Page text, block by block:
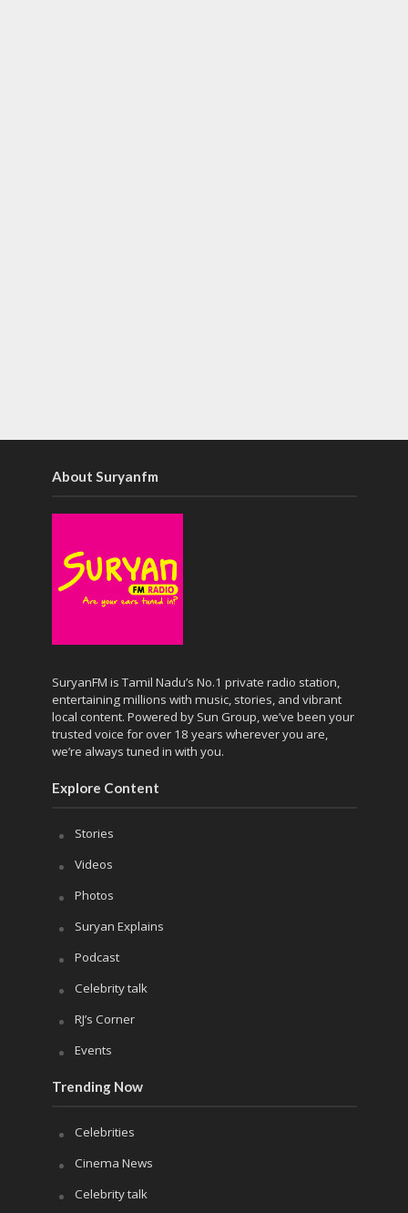
About Suryanfm
SuryanFM is Tamil Nadu’s No.1 private radio station,
entertaining millions with music, stories, and vibrant
local content. Powered by Sun Group, we’ve been your
trusted voice for over 18 years wherever you are,
we’re always tuned in with you.
Explore Content
Stories
Videos
Photos
Suryan Explains
Podcast
Celebrity talk
RJ’s Corner
Events
Trending Now
Celebrities
Cinema News
Celebrity talk